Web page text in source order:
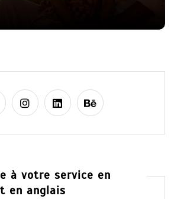
à votre service en
en anglais